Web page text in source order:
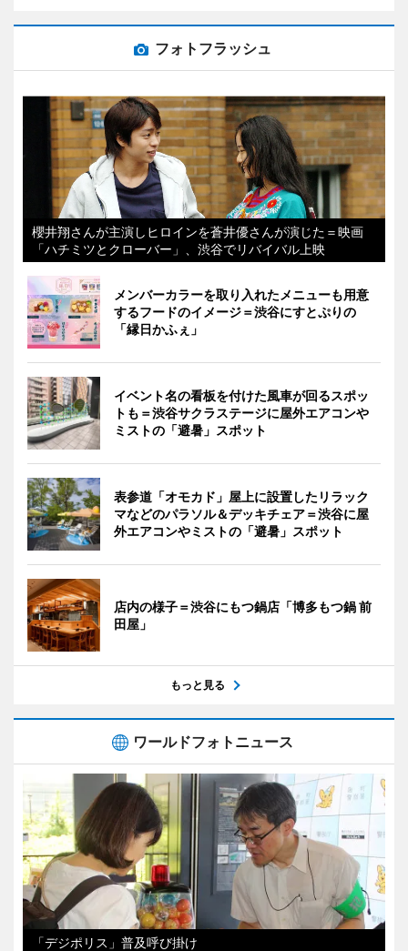
フォトフラッシュ
櫻井翔さんが主演しヒロインを蒼井優さんが演じた＝映画
「ハチミツとクローバー」、渋谷でリバイバル上映
メンバーカラーを取り入れたメニューも用意
するフードのイメージ＝渋谷にすとぷりの
「縁日かふぇ」
イベント名の看板を付けた風車が回るスポッ
トも＝渋谷サクラステージに屋外エアコンや
ミストの「避暑」スポット
表参道「オモカド」屋上に設置したリラック
マなどのパラソル＆デッキチェア＝渋谷に屋
外エアコンやミストの「避暑」スポット
店内の様子＝渋谷にもつ鍋店「博多もつ鍋 前
田屋」
もっと見る
ワールドフォトニュース
「デジポリス」普及呼び掛け